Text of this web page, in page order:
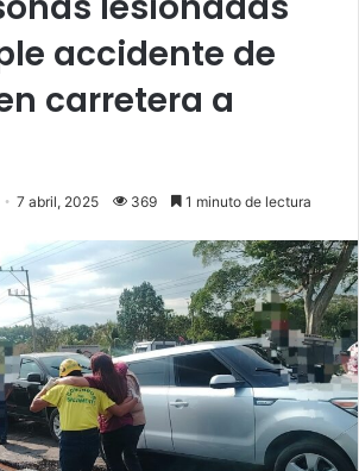
accidente de
carretera a
7 abril, 2025 369 1 minuto de lectura